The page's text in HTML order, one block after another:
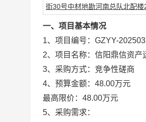
街30号中材地勘河南总队北配楼2
一、项目基本情况
1、项目编号： GZYY-
2、项目名称： 信阳鼎信资产
3、采购方式：竞争性磋商
4、预算金额： 48.00万元
最高限价： 48.00万元
5、采购需求：